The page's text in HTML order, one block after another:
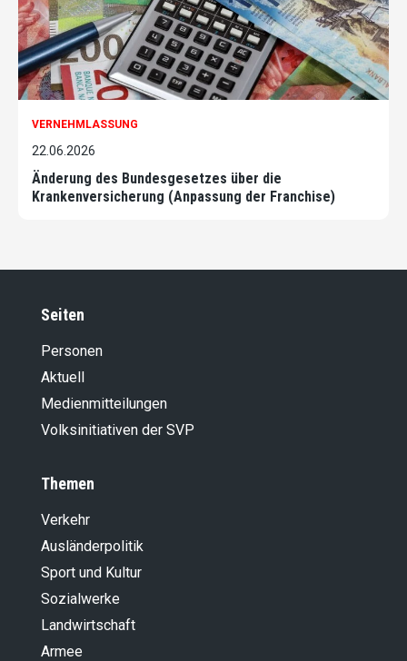
VERNEHMLASSUNG
22.06.2026
Änderung des Bundesgesetzes über die
Krankenversicherung (Anpassung der Franchise)
Seiten
Personen
Aktuell
Medienmitteilungen
Volksinitiativen der SVP
Themen
Verkehr
Ausländer­politik
Sport und Kultur
Sozialwerke
Landwirt­schaft
Armee